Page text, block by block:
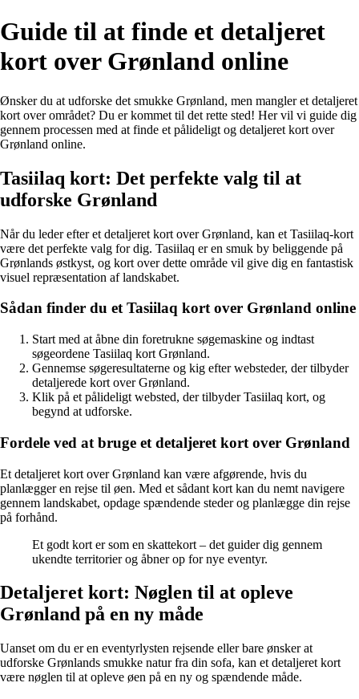
Guide til at finde et detaljeret
kort over Grønland online
Ønsker du at udforske det smukke Grønland, men mangler et detaljeret
kort over området? Du er kommet til det rette sted! Her vil vi guide dig
gennem processen med at finde et pålideligt og detaljeret kort over
Grønland online.
Tasiilaq kort: Det perfekte valg til at
udforske Grønland
Når du leder efter et detaljeret kort over Grønland, kan et Tasiilaq-kort
være det perfekte valg for dig. Tasiilaq er en smuk by beliggende på
Grønlands østkyst, og kort over dette område vil give dig en fantastisk
visuel repræsentation af landskabet.
Sådan finder du et Tasiilaq kort over Grønland online
Start med at åbne din foretrukne søgemaskine og indtast
søgeordene Tasiilaq kort Grønland.
Gennemse søgeresultaterne og kig efter websteder, der tilbyder
detaljerede kort over Grønland.
Klik på et pålideligt websted, der tilbyder Tasiilaq kort, og
begynd at udforske.
Fordele ved at bruge et detaljeret kort over Grønland
Et detaljeret kort over Grønland kan være afgørende, hvis du
planlægger en rejse til øen. Med et sådant kort kan du nemt navigere
gennem landskabet, opdage spændende steder og planlægge din rejse
på forhånd.
Et godt kort er som en skattekort – det guider dig gennem
ukendte territorier og åbner op for nye eventyr.
Detaljeret kort: Nøglen til at opleve
Grønland på en ny måde
Uanset om du er en eventyrlysten rejsende eller bare ønsker at
udforske Grønlands smukke natur fra din sofa, kan et detaljeret kort
være nøglen til at opleve øen på en ny og spændende måde.